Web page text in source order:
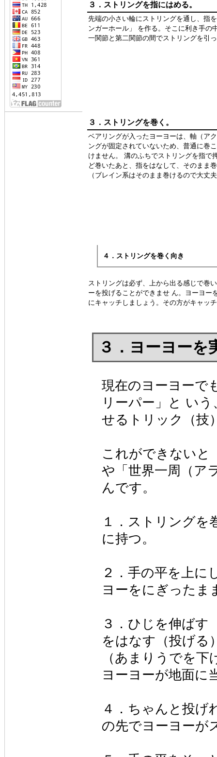
３．ストリングを指にはめる。
先端の小さい輪にストリングを通し、指
ンガーホール」 を作る。そこに利き手の
一関節と第二関節の間でストリングを引
３．ストリングを巻く。
ベアリングが入ったヨーヨーは、軸（ア
ングが固定されていないため、普通に巻
けません。 溝のふちでストリングを指で
ど巻いたあと、指をはなして、そのまま
（ブレイン系はそのまま巻けるので大丈
４．ストリングを巻く向き
ストリングは必ず、上から出る感じで巻
ーを投げることができませ ん。ヨーヨー
にキャッチしましょう。その方がキャッ
３．ヨーヨーを
現在のヨーヨーで
リーパー」と い
せるトリック（技
これができないと
や「世界一周（ア
んです。
１．ストリングを
に持つ。
２．手の平を上に
ヨーをにぎったま
３．ひじを伸ばす
をはなす（投げる
（あまりうでを
ヨーヨーが地面に
４．ちゃんと投げ
の先でヨーヨーが